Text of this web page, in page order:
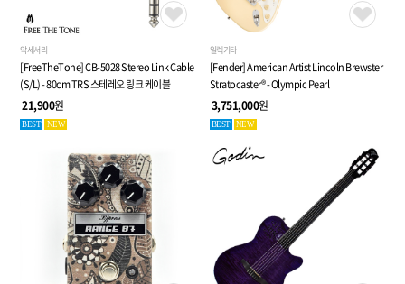
악세서리
[FreeTheTone] CB-5028 Stereo Link Cable
(S/L) - 80cm TRS 스테레오 링크 케이블
21,900원
BEST NEW
일렉기타
[Fender] American Artist Lincoln Brewster
Stratocaster® - Olympic Pearl
3,751,000원
BEST NEW